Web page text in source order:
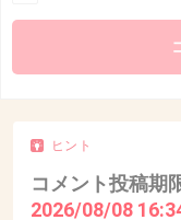
ヒント
コメント投稿期
2026/08/08